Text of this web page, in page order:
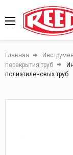
Главная
перекрытия труб
полиэтиленовых труб